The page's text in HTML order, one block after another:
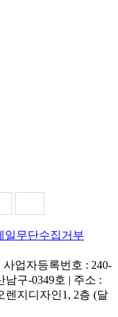
일무단수집거부
사업자등록번호 : 240-
남구-0349호 | 주소 :
렌지디자인1, 2층 (달